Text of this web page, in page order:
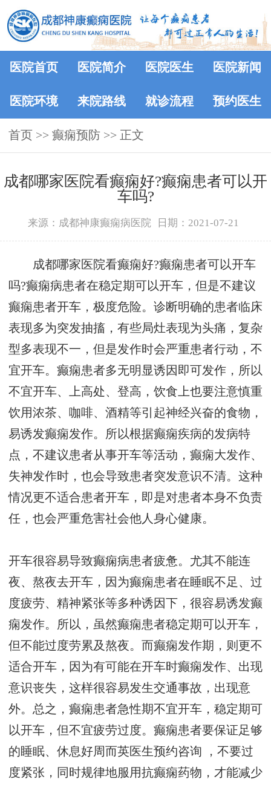
医院首页 医院简介 医院医生 医院新闻
医院环境 来院路线 就诊流程 预约医生
首页 >> 癫痫预防 >> 正文
成都哪家医院看癫痫好?癫痫患者可以开
车吗?
来源：成都神康癫痫病医院 日期：2021-07-21
成都哪家医院看癫痫好?癫痫患者可以开车
吗?癫痫病患者在稳定期可以开车，但是不建议
癫痫患者开车，极度危险。诊断明确的患者临床
表现多为突发抽搐，有些局灶表现为头痛，复杂
型多表现不一，但是发作时会严重患者行动，不
宜开车。癫痫患者多无明显诱因即可发作，所以
不宜开车、上高处、登高，饮食上也要注意慎重
饮用浓茶、咖啡、酒精等引起神经兴奋的食物，
易诱发癫痫发作。所以根据癫痫疾病的发病特
点，不建议患者从事开车等活动，癫痫大发作、
失神发作时，也会导致患者突发意识不清。这种
情况更不适合患者开车，即是对患者本身不负责
任，也会严重危害社会他人身心健康。
开车很容易导致癫痫病患者疲惫。尤其不能连
夜、熬夜去开车，因为癫痫患者在睡眠不足、过
度疲劳、精神紧张等多种诱因下，很容易诱发癫
痫发作。所以，虽然癫痫患者稳定期可以开车，
但不能过度劳累及熬夜。而癫痫发作期，则更不
适合开车，因为有可能在开车时癫痫发作、出现
意识丧失，这样很容易发生交通事故，出现意
外。总之，癫痫患者急性期不宜开车，稳定期可
以开车，但不宜疲劳过度。癫痫患者要保证足够
的睡眠、休息好周而英医生预约咨询 ，不要过
度紧张，同时规律地服用抗癫痫药物，才能减少